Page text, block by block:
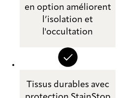
en option améliorent
l’isolation et
l'occultation
Tissus durables avec